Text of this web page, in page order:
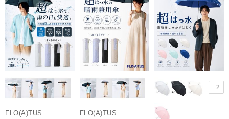
FLO(A)TUS
FLO(A)TUS
+2